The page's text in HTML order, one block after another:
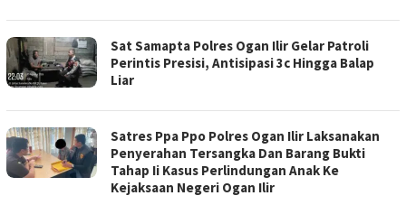
Sat Samapta Polres Ogan Ilir Gelar Patroli
Perintis Presisi, Antisipasi 3c Hingga Balap
Liar
Satres Ppa Ppo Polres Ogan Ilir Laksanakan
Penyerahan Tersangka Dan Barang Bukti
Tahap Ii Kasus Perlindungan Anak Ke
Kejaksaan Negeri Ogan Ilir